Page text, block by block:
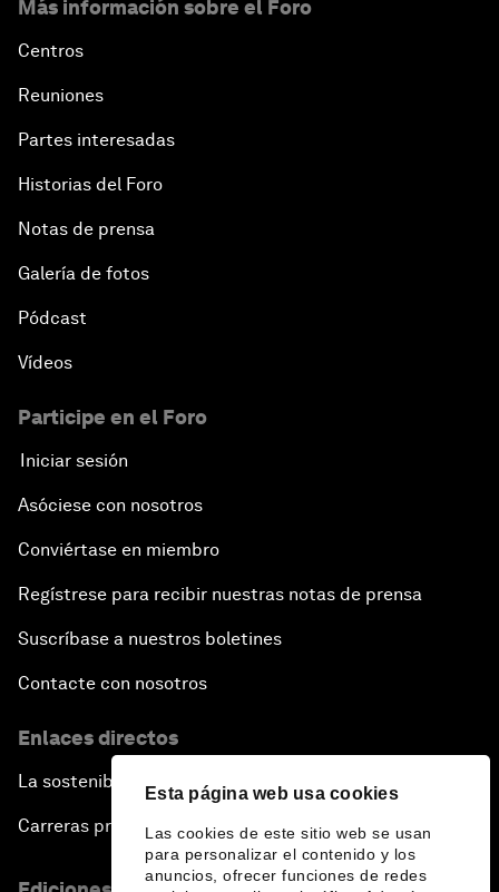
Esta página web usa cookies
Las cookies de este sitio web se usan
para personalizar el contenido y los
anuncios, ofrecer funciones de redes
Más información sobre el Foro
Centros
Reuniones
Partes interesadas
Historias del Foro
Notas de prensa
Galería de fotos
Pódcast
Vídeos
Participe en el Foro
Iniciar sesión
Asóciese con nosotros
Conviértase en miembro
Regístrese para recibir nuestras notas de prensa
Suscríbase a nuestros boletines
Contacte con nosotros
Enlaces directos
La sostenibilidad en el Foro
Carreras profesionales